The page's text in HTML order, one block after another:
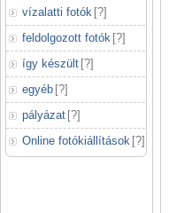
vízalatti fotók [?]
feldolgozott fotók [?]
így készült [?]
egyéb [?]
pályázat [?]
Online fotókiállítások [?]